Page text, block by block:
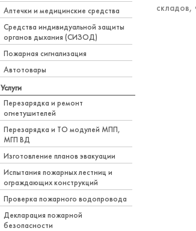
Аптечки и медицинские средства
Средства индивидуальной защиты
органов дыхания (СИЗОД)
Пожарная сигнализация
Автотовары
Услуги
Перезарядка и ремонт
огнетушителей
Перезарядка и ТО модулей МПП,
МГП ВД
Изготовление планов эвакуации
Испытания пожарных лестниц и
ограждающих конструкций
Проверка пожарного водопровода
Декларация пожарной
безопасности
складов,